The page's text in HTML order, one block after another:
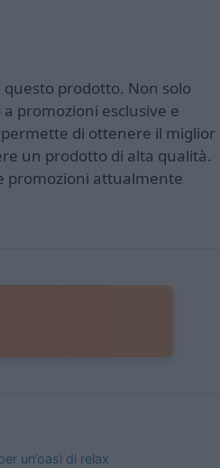
prodotto. Non solo
promozioni esclusive e
di ottenere il miglior
un prodotto di alta qualità.
promozioni attualmente
un’oasi di relax